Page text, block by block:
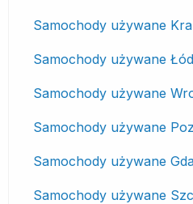
Samochody używane
Samochody używane
Samochody używane
Samochody używane
Samochody używane
Samochody używane